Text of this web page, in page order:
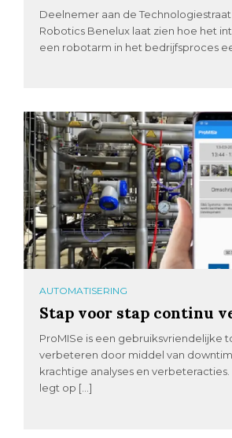
Deelnemer aan de Technologiestraat
Robotics Benelux laat zien hoe het
een robotarm in het bedrijfsproces
AUTOMATISERING
Stap voor stap continu
ProMISe is een gebruiksvriendelijke
verbeteren door middel van
krachtige analyses en verbeteracties.
legt op […]